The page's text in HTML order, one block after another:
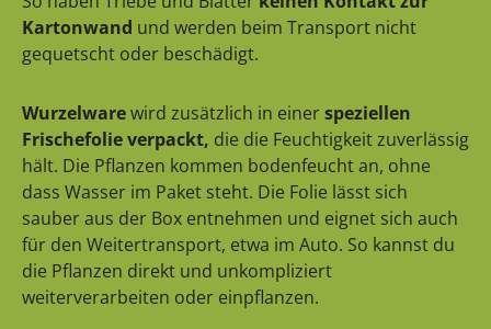
Kartonwand und werden beim Transport nicht
gequetscht oder beschädigt.
Wurzelwarewird zusätzlich in einerspeziellen
Frischefolie verpackt, die die Feuchtigkeit zuverlässig
hält. Die Pflanzen kommen bodenfeucht an, ohne
dass Wasser im Paket steht. Die Folie lässt sich
sauber aus der Box entnehmen und eignet sich auch
für den Weitertransport, etwa im Auto. So kannst du
die Pflanzen direkt und unkompliziert
weiterverarbeiten oder einpflanzen.